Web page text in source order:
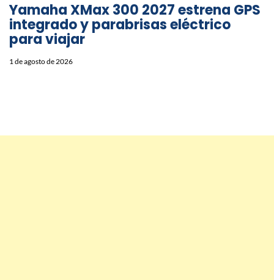
Yamaha XMax 300 2027 estrena GPS
integrado y parabrisas eléctrico
para viajar
1 de agosto de 2026